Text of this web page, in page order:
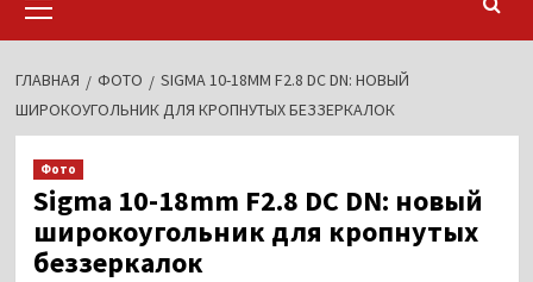
меню
ГЛАВНАЯ ФОТО
SIGMA 10-18MM F2.8 DC DN: НОВЫЙ
ШИРОКОУГОЛЬНИК ДЛЯ КРОПНУТЫХ БЕЗЗЕРКАЛОК
Фото
Sigma 10-18mm F2.8 DC DN: новый
широкоугольник для кропнутых
беззеркалок